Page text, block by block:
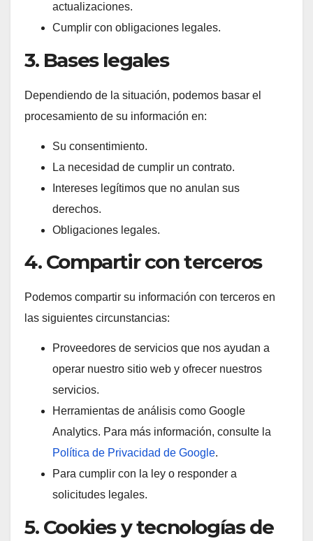
actualizaciones.
Cumplir con obligaciones legales.
3. Bases legales
Dependiendo de la situación, podemos basar el
procesamiento de su información en:
Su consentimiento.
La necesidad de cumplir un contrato.
Intereses legítimos que no anulan sus
derechos.
Obligaciones legales.
4. Compartir con terceros
Podemos compartir su información con terceros en
las siguientes circunstancias:
Proveedores de servicios que nos ayudan a
operar nuestro sitio web y ofrecer nuestros
servicios.
Herramientas de análisis como Google
Analytics. Para más información, consulte la
Política de Privacidad de Google.
Para cumplir con la ley o responder a
solicitudes legales.
5. Cookies y tecnologías de